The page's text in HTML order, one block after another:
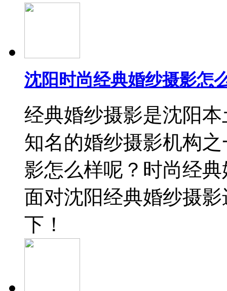
沈阳时尚经典婚纱摄影怎
经典婚纱摄影是沈阳
知名的婚纱摄影机构
影怎么样呢？时尚经
面对沈阳经典婚纱摄
下！